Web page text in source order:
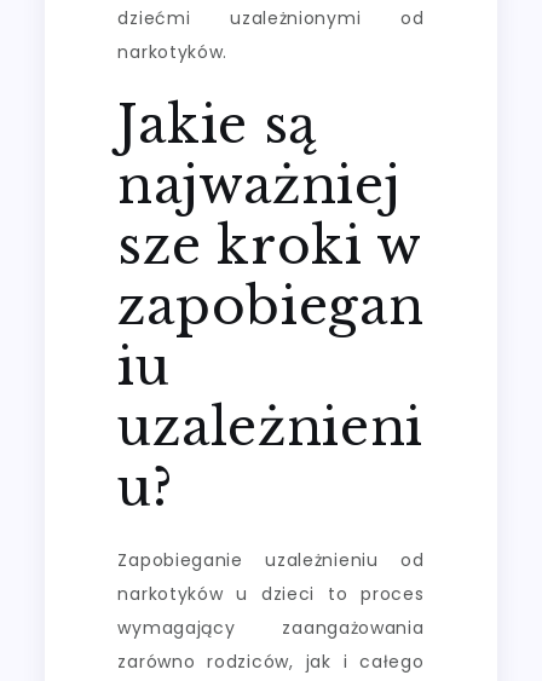
dziećmi uzależnionymi od
narkotyków.
Jakie są
najważniej
sze kroki w
zapobiegan
iu
uzależnieni
u?
Zapobieganie uzależnieniu od
narkotyków u dzieci to proces
wymagający zaangażowania
zarówno rodziców, jak i całego